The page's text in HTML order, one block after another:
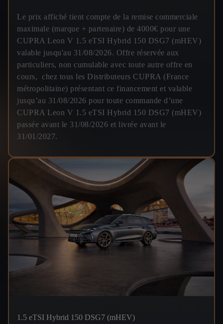
Le prix affiché tient compte de la remise commerciale
maximale (marque + partenaire) de 4000€ pour une
CUPRA Leon V 1.5 eTSI Hybrid 150 DSG7 (mHEV)
valable jusqu'au 31/08/2026. Offre réservée aux
particuliers, non cumulable avec toute autre offre en
cours, chez tous les Distributeurs CUPRA (France
métropolitaine) présentant ce financement et valable
jusqu’au 31/08/2026 pour toute commande d’une
CUPRA Leon V 1.5 eTSI Hybrid 150 DSG7 (mHEV)
passée avant le 31/08/2026 et livrée avant le
31/01/2027.
1.5 eTSI Hybrid 150 DSG7 (mHEV)